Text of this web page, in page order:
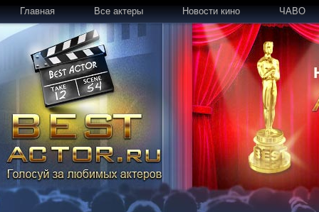
Главная Все актеры Новости кино ЧАВО